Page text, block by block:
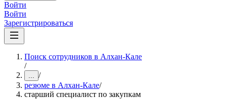
Войти
Войти
Зарегистрироваться
Поиск сотрудников в Алхан-Кале
/
... /
резюме в Алхан-Кале/
старший специалист по закупкам